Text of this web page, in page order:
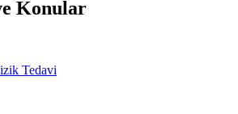
Konular
Tedavi